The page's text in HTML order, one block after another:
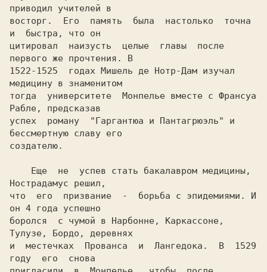
приводил учителей в
восторг.  Его  память  была  настолько  точна
и  быстра, что он
цитировал  наизусть  целые  главы  после
первого же прочтения. В
1522-1525  годах Мишель де Нотр-Дам изучал
медицину в знаменитом
тогда  университете  Монпелье вместе с Франсуа
Рабле, предсказав
успех  роману  "Гаргантюа и Пантагрюэль" и
бессмертную славу его
создателю.
Нострадамус решил,
что  его  призвание  -  борьба с эпидемиями. И
он 4 года успешно
боролся  с чумой в Нарбонне, Каркассоне,
Тулузе, Бордо, деревнях
и  местечках  Прованса  и  Лангедока.  В  1529
году  его  снова